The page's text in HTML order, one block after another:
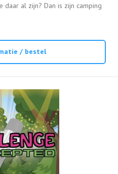
daar al zijn? Dan is zijn camping
/ bestel